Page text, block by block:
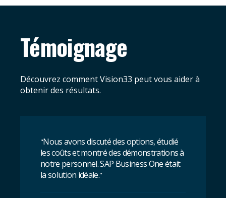
Témoignage
Découvrez comment Vision33 peut vous aider à
obtenir des résultats.
"Nous avons discuté des options, étudié
les coûts et montré des démonstrations à
notre personnel. SAP Business One était
la solution idéale."